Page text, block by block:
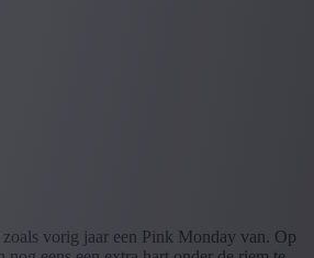
vorig jaar een Pink Monday van. Op